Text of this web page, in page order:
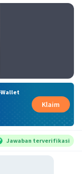
Wallet
Klaim
Jawaban terverifikasi